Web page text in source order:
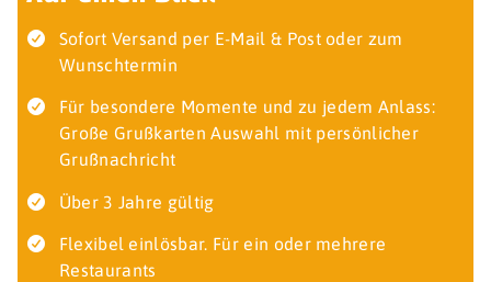
Sofort Versand per E-Mail & Post oder zum
Wunschtermin
Für besondere Momente und zu jedem Anlass:
Große Grußkarten Auswahl mit persönlicher
Grußnachricht
Über 3 Jahre gültig
Flexibel einlösbar. Für ein oder mehrere
Restaurants